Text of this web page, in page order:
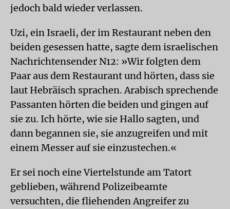
jedoch bald wieder verlassen.
Uzi, ein Israeli, der im Restaurant neben den
beiden gesessen hatte, sagte dem israelischen
Nachrichtensender N12: »Wir folgten dem
Paar aus dem Restaurant und hörten, dass sie
laut Hebräisch sprachen. Arabisch sprechende
Passanten hörten die beiden und gingen auf
sie zu. Ich hörte, wie sie Hallo sagten, und
dann begannen sie, sie anzugreifen und mit
einem Messer auf sie einzustechen.«
Er sei noch eine Viertelstunde am Tatort
geblieben, während Polizeibeamte
versuchten, die fliehenden Angreifer zu